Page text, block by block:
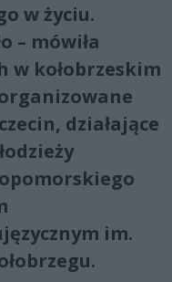
w życiu.
– mówiła
w kołobrzeskim
działające
im.